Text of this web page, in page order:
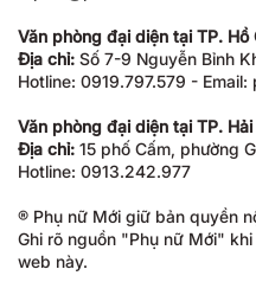
Văn phòng đại diện tại TP. Hồ
Địa chỉ: Số 7-9 Nguyễn Bỉnh
Hotline: 0919.797.579 -
Văn phòng đại diện tại TP.
Địa chỉ: 15 phố Cấm, phường
Hotline: 0913.242.977
® Phụ nữ Mới giữ bản quyền
Ghi rõ nguồn "Phụ nữ Mới"
web này.